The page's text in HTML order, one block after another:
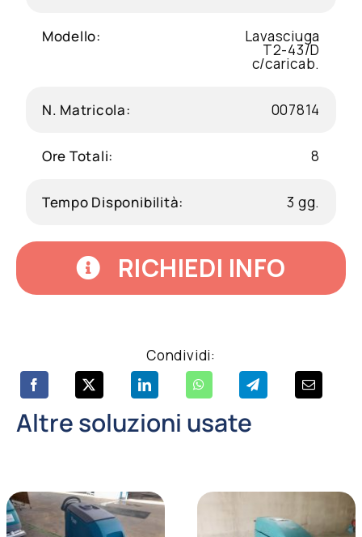
Modello: Lavasciuga
T2-43/D
c/caricab.
N. Matricola: 007814
Ore Totali: 8
Tempo Disponibilità: 3 gg.
RICHIEDI INFO
Condividi:
Altre soluzioni usate